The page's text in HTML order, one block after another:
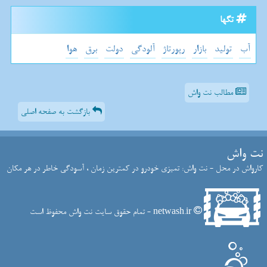
تگها
آب تولید بازار رپورتاژ آلودگی دولت برق هوا
مطالب نت واش
بازگشت به صفحه اصلی
نت واش
کارواش در محل - نت واش: تمیزی خودرو در کمترین زمان ، آسودگی خاطر در هر مکان
netwash.ir - تمام حقوق سایت نت واش محفوظ است